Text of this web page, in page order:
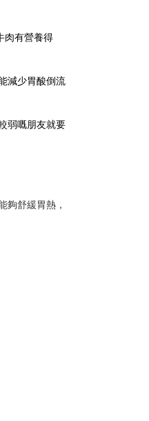
肉有營養得
減少胃酸倒流
弱嘅朋友就要
夠舒緩胃熱，